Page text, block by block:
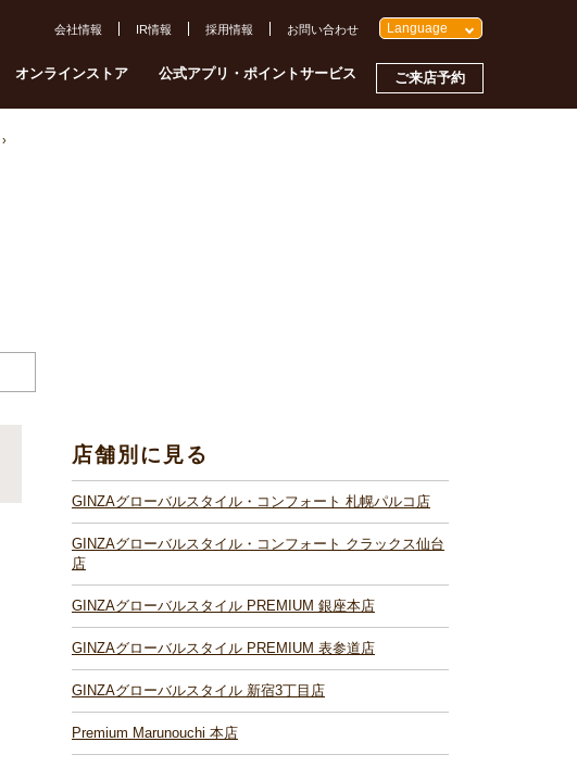
オンラインストア 公式アプリ・ポイントサービス ご来店予約
会社情報 IR情報 採用情報 お問い合わせ Language
店舗別に見る
GINZAグローバルスタイル・コンフォート 札幌パルコ店
GINZAグローバルスタイル・コンフォート クラックス仙台
店
GINZAグローバルスタイル PREMIUM 銀座本店
GINZAグローバルスタイル PREMIUM 表参道店
GINZAグローバルスタイル 新宿3丁目店
Premium Marunouchi 本店